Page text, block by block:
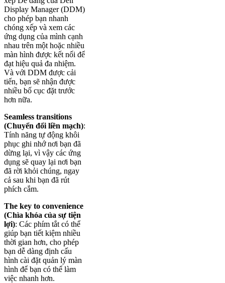
Display Manager (DDM)
cho phép bạn nhanh
chóng xếp và xem các
ứng dụng của mình cạnh
nhau trên một hoặc nhiều
màn hình được kết nối để
đạt hiệu quả đa nhiệm.
Và với DDM được cải
tiến, bạn sẽ nhận được
nhiều bố cục đặt trước
hơn nữa.
Seamless transitions
(Chuyển đổi liền mạch):
Tính năng tự động khôi
phục ghi nhớ nơi bạn đã
dừng lại, vì vậy các ứng
dụng sẽ quay lại nơi bạn
đã rời khỏi chúng, ngay
cả sau khi bạn đã rút
phích cắm.
The key to convenience
(Chìa khóa của sự tiện
lợi): Các phím tắt có thể
giúp bạn tiết kiệm nhiều
thời gian hơn, cho phép
bạn dễ dàng định cấu
hình cài đặt quản lý màn
hình để bạn có thể làm
việc nhanh hơn.